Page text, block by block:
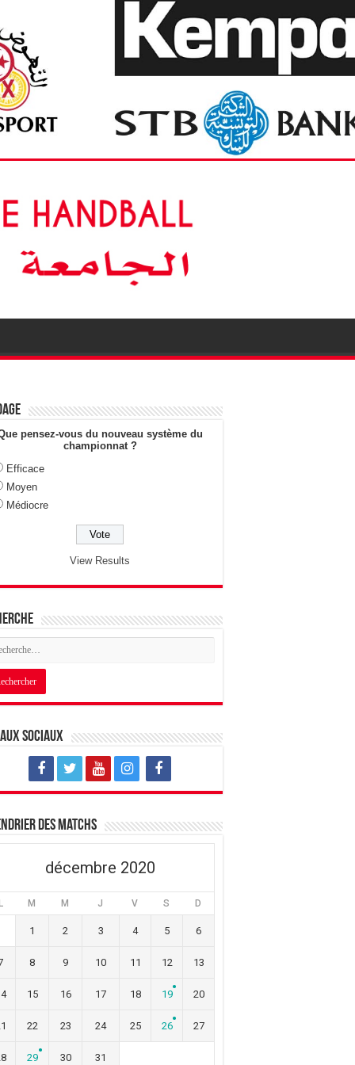
pensez-vous du nouveau système du
championnat ?
Efficace
Moyen
Médiocre
View Results
sociaux
des matchs
décembre 2020
M M J V S D
1 2 3 4 5 6
8 9 10 11 12 13
15 16 17 18 19 20
22 23 24 25 26 27
29 30 31